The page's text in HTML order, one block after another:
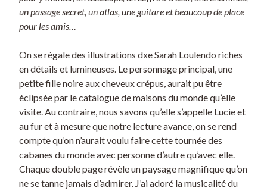
un passage secret, un atlas, une guitare et beaucoup de place
pour les amis…
On se régale des illustrations dxe Sarah Loulendo riches
en détails et lumineuses. Le personnage principal, une
petite fille noire aux cheveux crépus, aurait pu être
éclipsée par le catalogue de maisons du monde qu’elle
visite. Au contraire, nous savons qu’elle s’appelle Lucie et
au fur et à mesure que notre lecture avance, on se rend
compte qu’on n’aurait voulu faire cette tournée des
cabanes du monde avec personne d’autre qu’avec elle.
Chaque double page révèle un paysage magnifique qu’on
ne se tanne jamais d’admirer. J’ai adoré la musicalité du